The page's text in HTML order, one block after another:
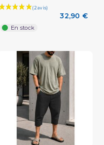
32,90 €
En stock